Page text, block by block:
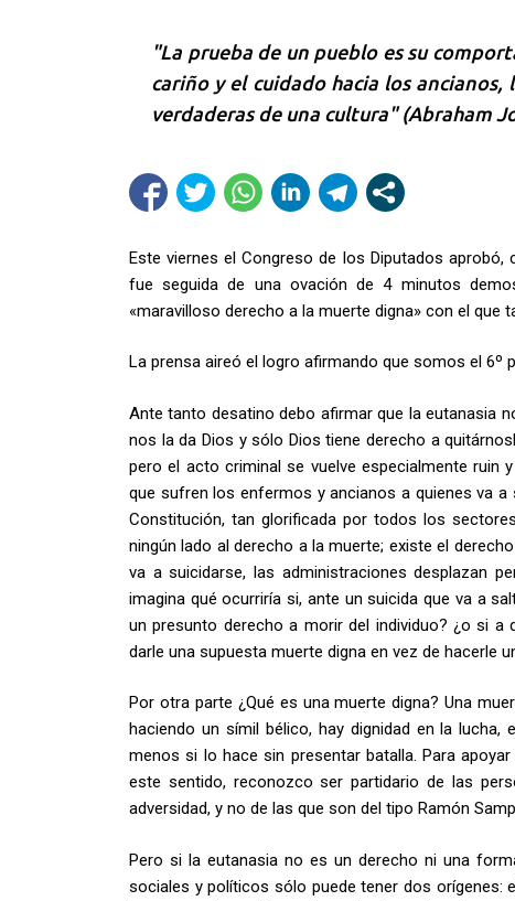
"La prueba de un pueblo es su
cariño y el cuidado hacia los
verdaderas de una cultura" (Abraham
Este viernes el Congreso de los Diputados
fue seguida de una ovación de 4 minutos
«maravilloso derecho a la muerte digna» con el que
La prensa aireó el logro afirmando que somos el 6º
Ante tanto desatino debo afirmar que la eutanasia
nos la da Dios y sólo Dios tiene derecho a
pero el acto criminal se vuelve especialmente ruin
que sufren los enfermos y ancianos a quienes va a
Constitución, tan glorificada por todos los
ningún lado al derecho a la muerte; existe el
va a suicidarse, las administraciones desplazan
imagina qué ocurriría si, ante un suicida que va a
un presunto derecho a morir del individuo? ¿o si
darle una supuesta muerte digna en vez de hacerle
Por otra parte ¿Qué es una muerte digna? Una
haciendo un símil bélico, hay dignidad en la
menos si lo hace sin presentar batalla. Para
este sentido, reconozco ser partidario de las
adversidad, y no de las que son del tipo Ramón
Pero si la eutanasia no es un derecho ni una
sociales y políticos sólo puede tener dos orígenes: